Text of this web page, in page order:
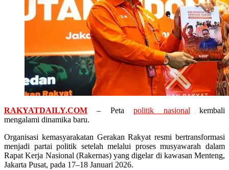
RAKYATDAILY.COM – Petapolitik nasional kembali
mengalami dinamika baru.
Organisasi kemasyarakatan Gerakan Rakyat resmi bertransformasi
menjadi partai politik setelah melalui proses musyawarah dalam
Rapat Kerja Nasional (Rakernas) yang digelar di kawasan Menteng,
Jakarta Pusat, pada 17–18 Januari 2026.